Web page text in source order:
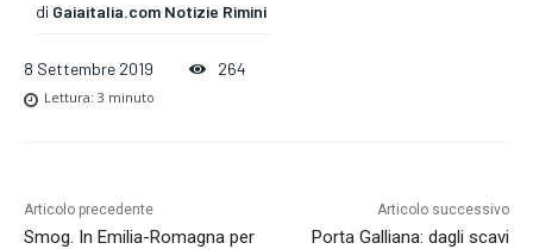
di Gaiaitalia.com Notizie Rimini
8 Settembre 2019 264
Lettura: 3 minuto
Articolo precedente
Smog. In Emilia-Romagna per
Articolo successivo
Porta Galliana: dagli scavi